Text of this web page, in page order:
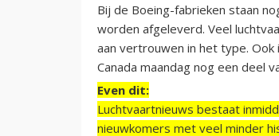
Bij de Boeing-fabrieken staan
worden afgeleverd. Veel
aan vertrouwen in het type.
Canada maandag nog een deel
Even dit:
Luchtvaartnieuws bestaat
nieuwkomers met veel minder